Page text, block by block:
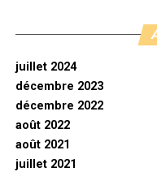
juillet 2024
décembre 2023
décembre 2022
août 2022
août 2021
juillet 2021